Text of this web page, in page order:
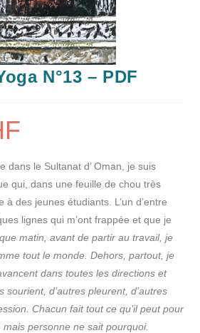
N°13 – PDF
dans le Sultanat d’ Oman, je suis
qui, dans une feuille de chou très
à des jeunes étudiants. L’un d’entre
lignes qui m’ont frappée et que je
matin, avant de partir au travail, je
tout le monde. Dehors, partout, je
dans toutes les directions et
sourient, d’autres pleurent, d’autres
Chacun fait tout ce qu’il peut pour
personne ne sait pourquoi.